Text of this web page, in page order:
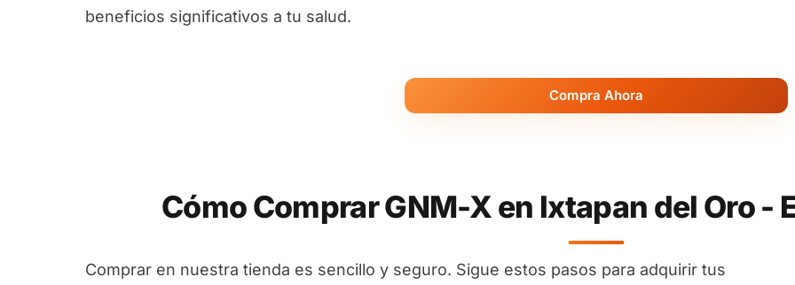
beneficios significativos a tu salud.
Compra Ahora
Cómo Comprar GNM-X en Ixtapan del Oro -
Comprar en nuestra tienda es sencillo y seguro. Sigue estos pasos para adquirir tus